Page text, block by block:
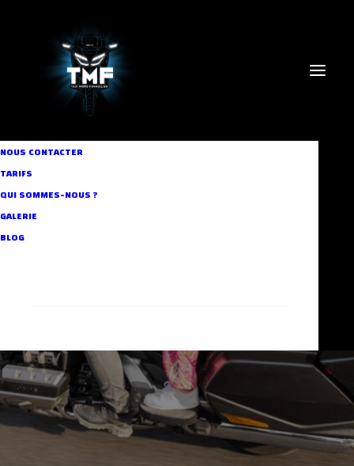
NOUS CONTACTER
TARIFS
QUI SOMMES-NOUS ?
GALERIE
BLOG
InOur Projects